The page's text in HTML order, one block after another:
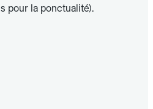
pour la ponctualité).